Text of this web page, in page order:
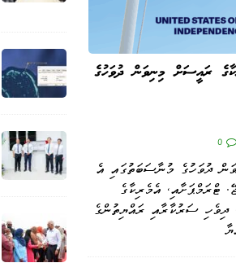
ރައީސަށް މިނިވަން ދުވަހުގެ
0
ވަނަ މިނިވަން ދުވަހުގެ މުނާސަބަތުގައި އެ
ޓްރަމްޕަށާއި، އެމެރިކާގެ
ދިވެހި ސަރުކާރާއި ރައްޔިތުންގެ